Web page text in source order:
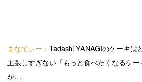
まなてぃー： Tadashi YANAGIのケーキは
主張しすぎない「もっと食べたくなるケ
が…